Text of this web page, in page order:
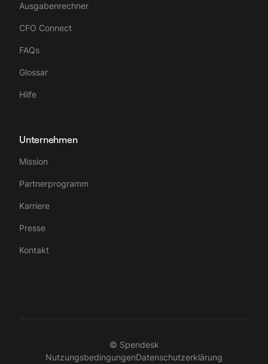
Ausgabenrechner
CFO Connect
FAQs
Glossar
Hilfe
Unternehmen
Mission
Partnerprogramm
Karriere
Presse
Kontakt
© Spendesk
NutzungsbedingungenDatenschutzerklärung